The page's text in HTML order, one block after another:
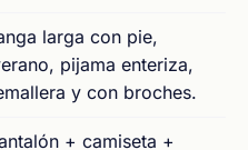
larga con pie,
pijama enteriza,
y con broches.
+ camiseta +